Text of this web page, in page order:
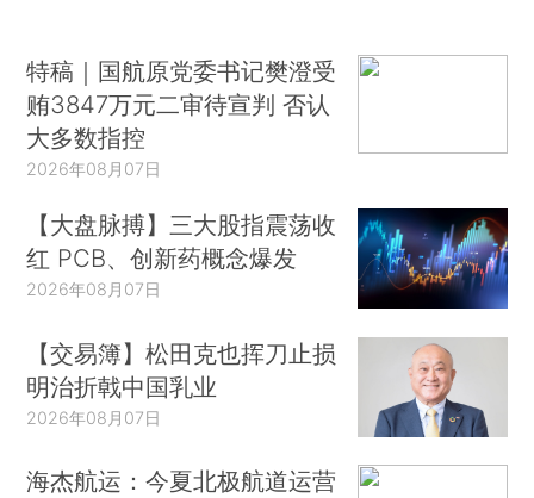
特稿｜国航原党委书记樊澄受
贿3847万元二审待宣判 否认
大多数指控
2026年08月07日
【大盘脉搏】三大股指震荡收
红 PCB、创新药概念爆发
2026年08月07日
【交易簿】松田克也挥刀止损
明治折戟中国乳业
2026年08月07日
海杰航运：今夏北极航道运营